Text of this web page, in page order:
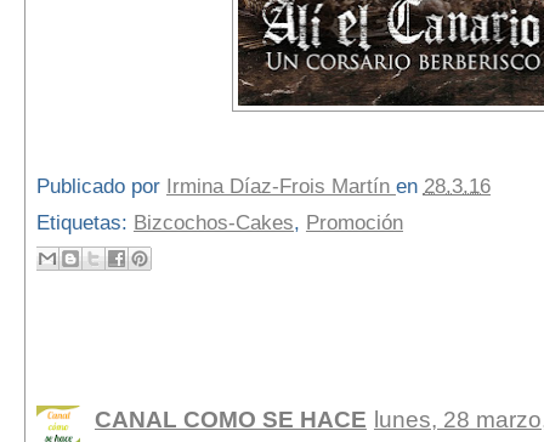
Publicado por Irmina Díaz-Frois Martín en 28.3.16
Etiquetas: Bizcochos-Cakes, Promoción
CANAL COMO SE HACE lunes, 28